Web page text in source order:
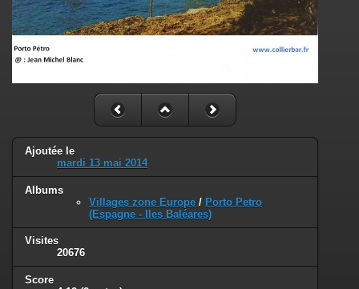
Ajoutée le
mardi 13 mai 2014
Albums
Villages zone Europe / Porto Petro
(Espagne - Iles Baléares)
Visites
20676
Score